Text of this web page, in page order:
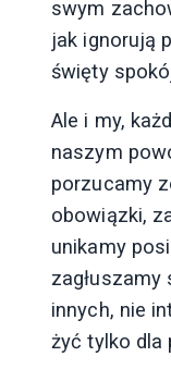
swym
jak ignorują
święty
Ale i my,
naszym
porzucamy
obowiązki,
unikamy
zagłuszamy
innych, nie
żyć tylko dla